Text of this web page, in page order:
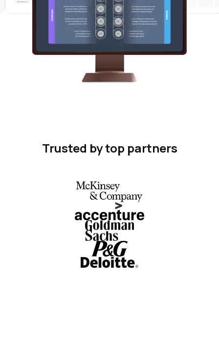
Trusted by top partners